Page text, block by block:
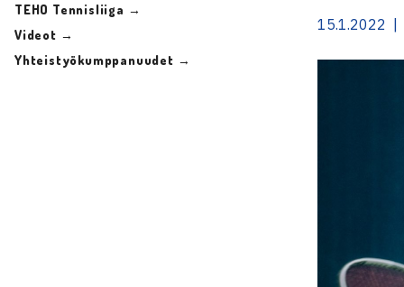
TEHO Tennisliiga →
Videot →
Yhteistyökumppanuudet →
15.1.2022